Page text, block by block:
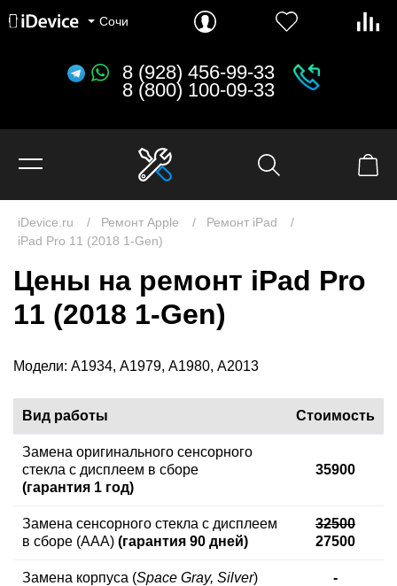
Сочи
8 (928) 456-99-33
8 (800) 100-09-33
iDevice.ru Ремонт Apple
Ремонт iPad
iPad Pro 11 (2018 1-Gen)
Цены на ремонт iPad Pro
11 (2018 1-Gen)
Модели: A1934, A1979, A1980, A2013
Вид работы Стоимость
Замена оригинального сенсорного
стекла с дисплеем в сборе
(гарантия 1 год)
35900
Замена сенсорного стекла с дисплеем
в сборе (AAA) (гарантия 90 дней)
32500
27500
Замена корпуса (Space Gray, Silver) -